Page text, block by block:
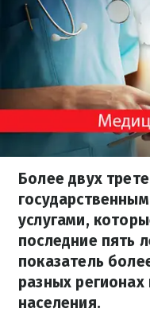
Более двух
услугами,
последние пять
показатель
разных
населения.